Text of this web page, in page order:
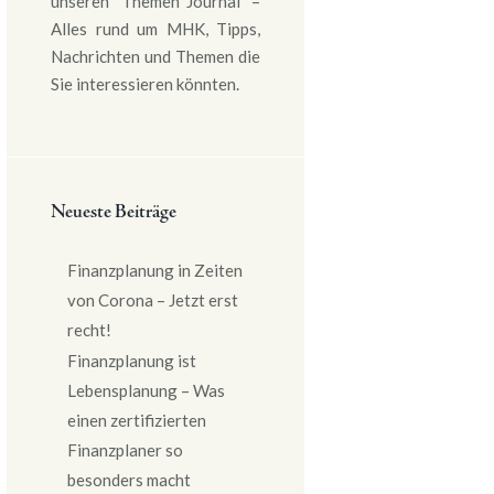
Alles rund um MHK, Tipps,
Nachrichten und Themen die
Sie interessieren könnten.
Neueste Beiträge
Finanzplanung in Zeiten
von Corona – Jetzt erst
recht!
Finanzplanung ist
Lebensplanung – Was
einen zertifizierten
Finanzplaner so
besonders macht